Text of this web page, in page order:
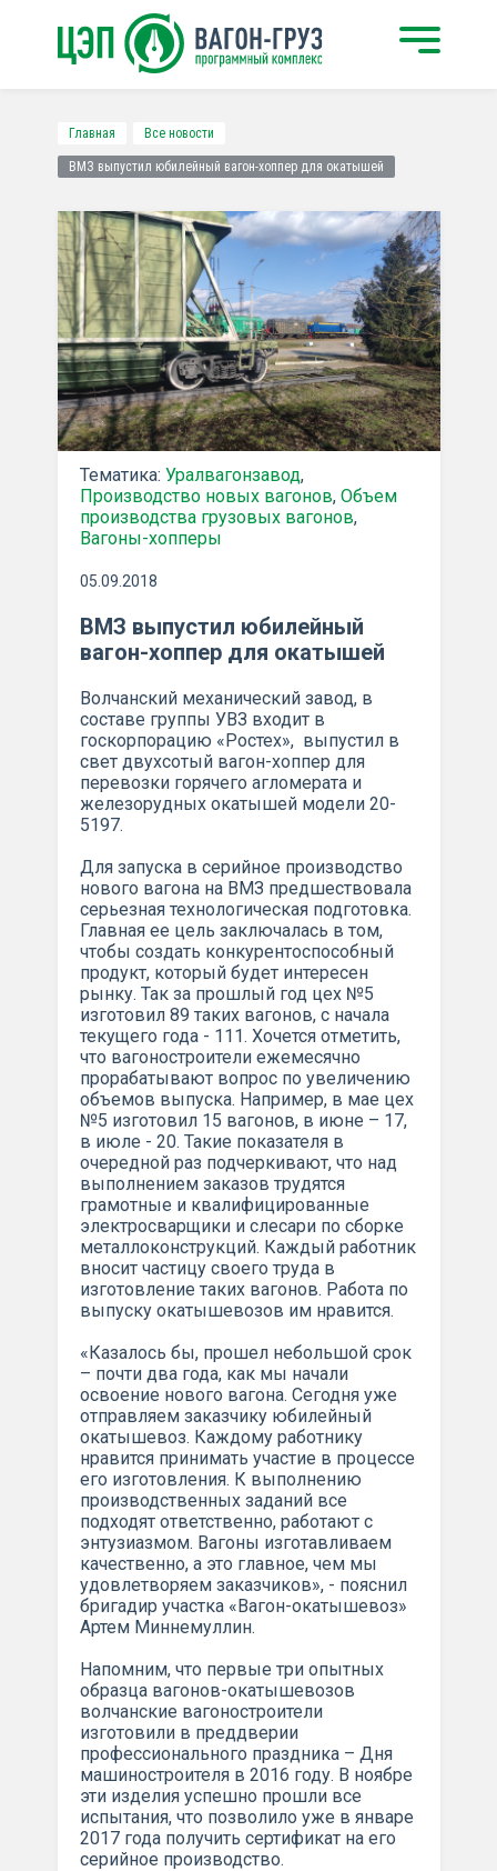
Главная Все новости
ВМЗ выпустил юбилейный вагон-хоппер для окатышей
Тематика: Уралвагонзавод,
Производство новых вагонов, Объем
производства грузовых вагонов,
Вагоны-хопперы
05.09.2018
ВМЗ выпустил юбилейный
вагон-хоппер для окатышей
Волчанский механический завод, в
составе группы УВЗ входит в
госкорпорацию «Ростех», вы­пустил в
свет двухсотый вагон-хоппер для
перевозки горячего агломерата и
железорудных окатышей модели 20-
5197.
Для запуска в серийное производство
нового вагона на ВМЗ предшествовала
серьезная технологическая подго­товка.
Главная ее цель заключалась в том,
чтобы создать конкурентоспособный
продукт, который будет интересен
рынку. Так за прошлый год цех №5
изготовил 89 таких вагонов, с начала
текущего года - 111. Хочется отметить,
что вагоностроители ежемесячно
прорабатывают вопрос по увеличению
объемов выпуска. Например, в мае цех
№5 изготовил 15 вагонов, в июне – 17,
в июле - 20. Такие показателя в
очередной раз подчеркивают, что над
выполнением заказов трудятся
грамотные и квалифицированные
электросварщики и слесари по сборке
металлоконструкций. Каждый работник
вносит частицу своего труда в
изготовление таких вагонов. Работа по
выпуску окатышевозов им нравится.
«Казалось бы, прошел небольшой срок
– почти два года, как мы начали
освоение нового вагона. Сегодня уже
отправляем заказчику юбилейный
окатышевоз. Каждому работнику
нравится принимать участие в процессе
его изго­товления. К выполнению
производственных заданий все
подходят ответственно, работают с
энтузиазмом. Ва­гоны изготавливаем
качественно, а это главное, чем мы
удовлетворяем заказчиков», - пояснил
бригадир участка «Вагон-окатышевоз»
Артем Миннемуллин.
Напомним, что первые три опытных
образ­ца вагонов-окатышевозов
волчанские вагоностроители
изготовили в преддверии
профессионального праздника – Дня
машиностроителя в 2016 году. В ноябре
эти изделия успешно прошли все
испытания, что позволило уже в январе
2017 года получить сертификат на его
серийное производство.